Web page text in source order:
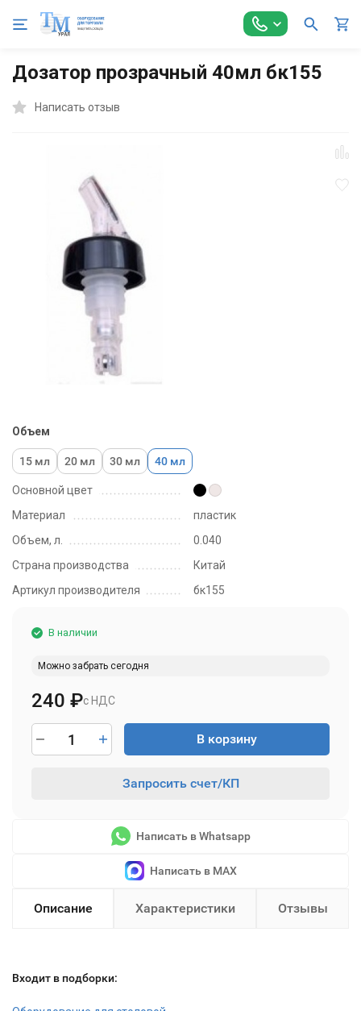
Главная Оборудование для Общепита Посуда и инвентарь
Дозатор прозрачный 40мл бк155
Написать отзыв
Основной цвет
Материал
пластик
Объем, л.
0.040
Страна производства
Китай
Артикул производителя
бк155
Объем
15 мл 20 мл 30 мл 40 мл
В наличии
Можно забрать сегодня
с НДС
240 ₽
В корзину
Запросить счет/КП
Написать в Whatsapp
Написать в MAX
Описание Характеристики Отзывы
Входит в подборки: